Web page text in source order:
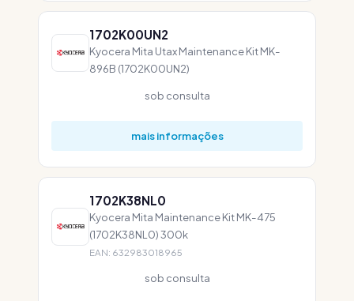
1702K00UN2
Kyocera Mita Utax Maintenance Kit MK-
896B (1702K00UN2)
sob consulta
mais informações
1702K38NL0
Kyocera Mita Maintenance Kit MK-475
(1702K38NL0) 300k
EAN: 632983018965
sob consulta